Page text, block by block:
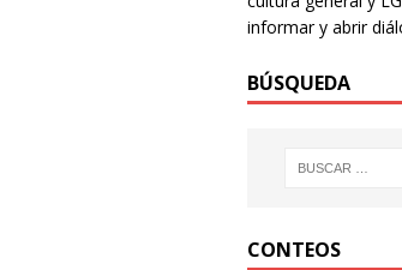
informar y abrir
BÚSQUEDA
CONTEOS